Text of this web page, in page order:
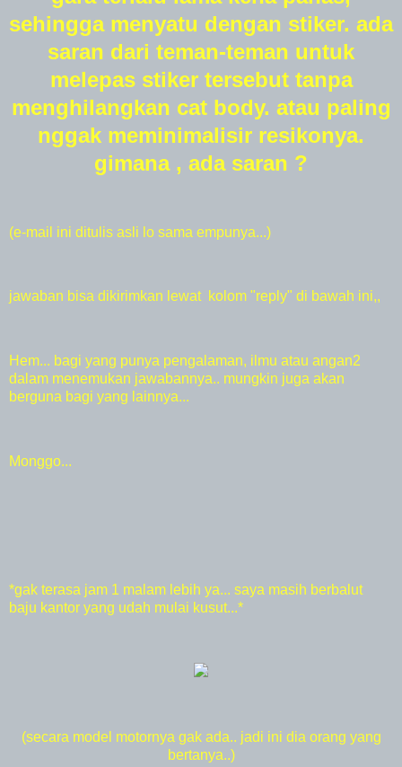
sehingga menyatu dengan stiker. ada
saran dari teman-teman untuk
melepas stiker tersebut tanpa
menghilangkan cat body. atau paling
nggak meminimalisir resikonya.
gimana , ada saran ?
(e-mail ini ditulis asli lo sama empunya...)
jawaban bisa dikirimkan lewat kolom "reply" di bawah ini,,
Hem... bagi yang punya pengalaman, ilmu atau angan2
dalam menemukan jawabannya.. mungkin juga akan
berguna bagi yang lainnya...
Monggo...
*gak terasa jam 1 malam lebih ya... saya masih berbalut
baju kantor yang udah mulai kusut...*
(secara model motornya gak ada.. jadi ini dia orang yang
bertanya..)